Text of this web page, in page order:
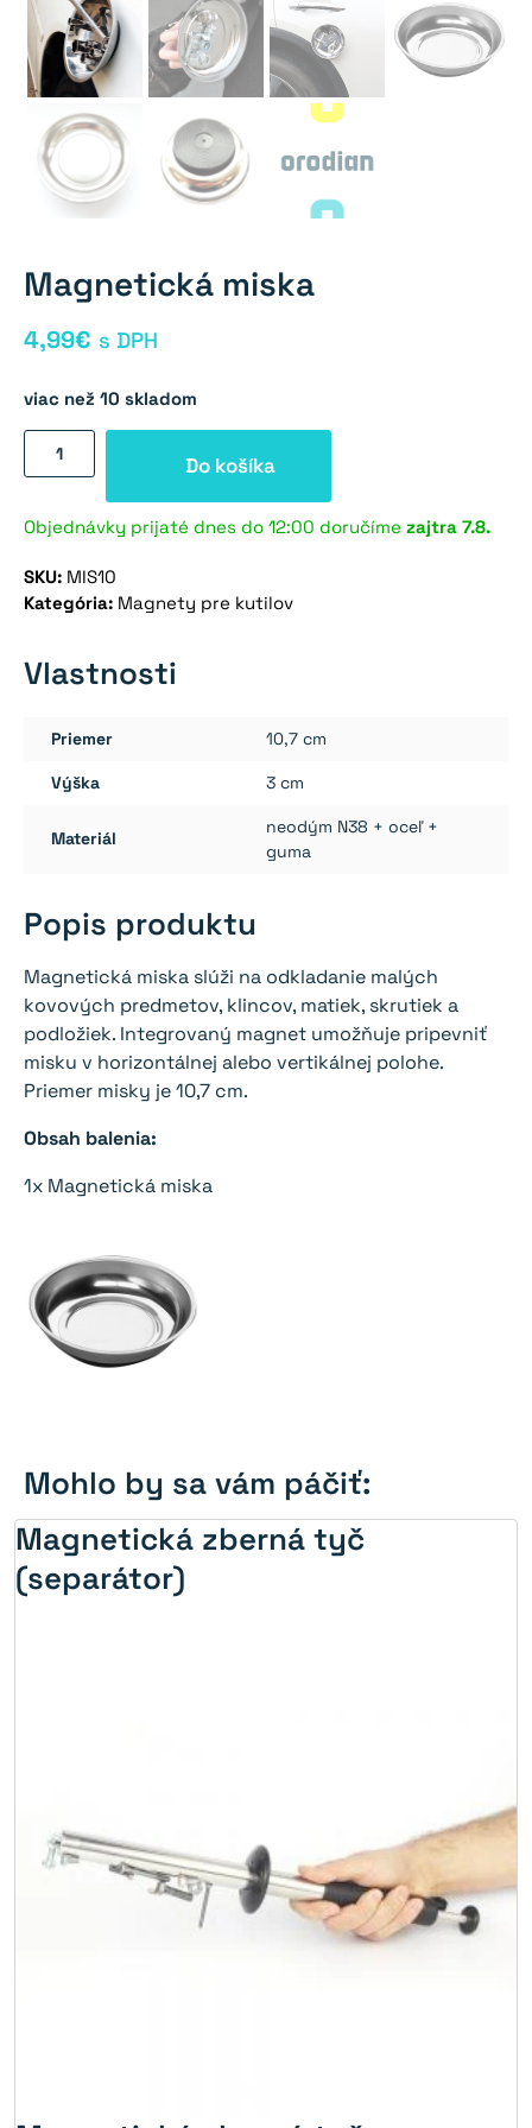
Magnetická miska
4,99€ s DPH
viac než 10 skladom
množstvo
Magnetická
Do košíka
Objednávky prijaté dnes do 12:00 doručíme zajtra 7.8.
SKU: MIS10
Kategória: Magnety pre kutilov
Vlastnosti
Priemer 10,7 cm
Výška 3 cm
Materiál
neodým N38 + oceľ +
guma
Popis produktu
Magnetická miska slúži na odkladanie malých
kovových predmetov, klincov, matiek, skrutiek a
podložiek. Integrovaný magnet umožňuje pripevniť
misku v horizontálnej alebo vertikálnej polohe.
Priemer misky je 10,7 cm.
Obsah balenia:
1x Magnetická miska
Mohlo by sa vám páčiť:
Magnetická zberná tyč
(separátor)